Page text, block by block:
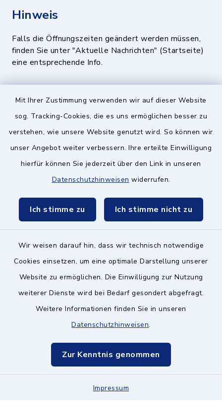
Mit Ihrer Zustimmung verwenden wir auf dieser Website
sog. Tracking-Cookies, die es uns ermöglichen besser zu
verstehen, wie unsere Website genutzt wird. So können wir
unser Angebot weiter verbessern. Ihre erteilte Einwilligung
hierfür können Sie jederzeit über den Link in unseren
Datenschutzhinweisen widerrufen.
Ich stimme zu Ich stimme nicht zu
Wir weisen darauf hin, dass wir technisch notwendige
Cookies einsetzen, um eine optimale Darstellung unserer
Website zu ermöglichen. Die Einwilligung zur Nutzung
weiterer Dienste wird bei Bedarf gesondert abgefragt.
Weitere Informationen finden Sie in unseren
Datenschutzhinweisen.
Zur Kenntnis genommen
Impressum
Hinweis
Falls die Öffnungszeiten geändert werden müssen,
finden Sie unter "Aktuelle Nachrichten" (Startseite)
eine entsprechende Info.
Quicklinks
BayernPortal
Landratsamt München
Zweckverband München Südost
Kontakt ins Rathaus
Datenschutz
Hinweisgeberschutz
Sitemap